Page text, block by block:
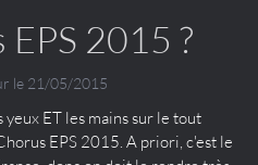
EPS 2015 ?
le 21/05/2015
ET les mains sur le tout
EPS 2015. A priori, c'est le